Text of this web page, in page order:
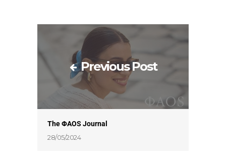
Previous Post
The ΦAOS Journal
28/05/2024